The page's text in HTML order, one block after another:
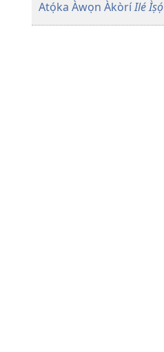
Atọ́ka Àwọn ÀkòríIlé Ìṣọ́